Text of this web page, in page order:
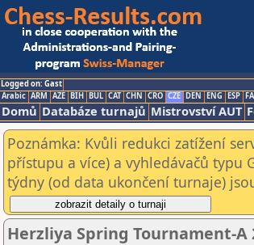
Logged on: Gast
Arabic ARM AZE BIH BUL CAT CHN CRO CZE DEN ENG ESP
Domů Databáze turnajů Mistrovství AUT
Poznámka: Kvůli redukci zatížení
přístupu a více) a vyhledávačů typu
týdny (od data ukončení turnaje)
Herzliya Spring Tournament-A